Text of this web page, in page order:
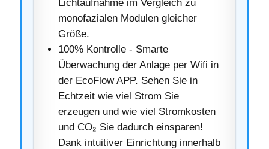
Lichtaufnahme im Vergleich zu
monofazialen Modulen gleicher
Größe.
100% Kontrolle - Smarte
Überwachung der Anlage per Wifi in
der EcoFlow APP. Sehen Sie in
Echtzeit wie viel Strom Sie
erzeugen und wie viel Stromkosten
und CO₂ Sie dadurch einsparen!
Dank intuitiver Einrichtung innerhalb